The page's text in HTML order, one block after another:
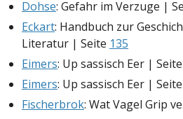
Dohse: Gefahr im Verzuge |
Eckart: Handbuch zur
Literatur | Seite 135
Eimers: Up sassisch Eer | Seite
Eimers: Up sassisch Eer | Seite
Fischerbrok: Wat Vagel Grip